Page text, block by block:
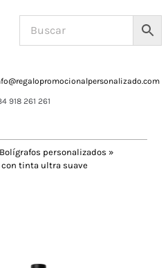
918 261 261
Bolígrafos personalizados »
con tinta ultra suave